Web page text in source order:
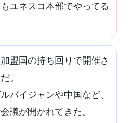
ユネスコ本部でやってる
盟国の持ち回りで開催さ
。
バイジャンや中国など、
議が開かれてきた。